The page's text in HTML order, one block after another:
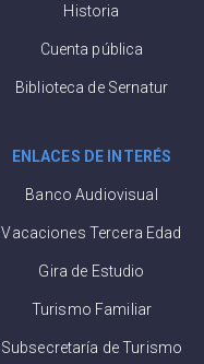
Historia
Cuenta pública
Biblioteca de Sernatur
ENLACES DE INTERÉS
Banco Audiovisual
Vacaciones Tercera Edad
Gira de Estudio
Turismo Familiar
Subsecretaría de Turismo